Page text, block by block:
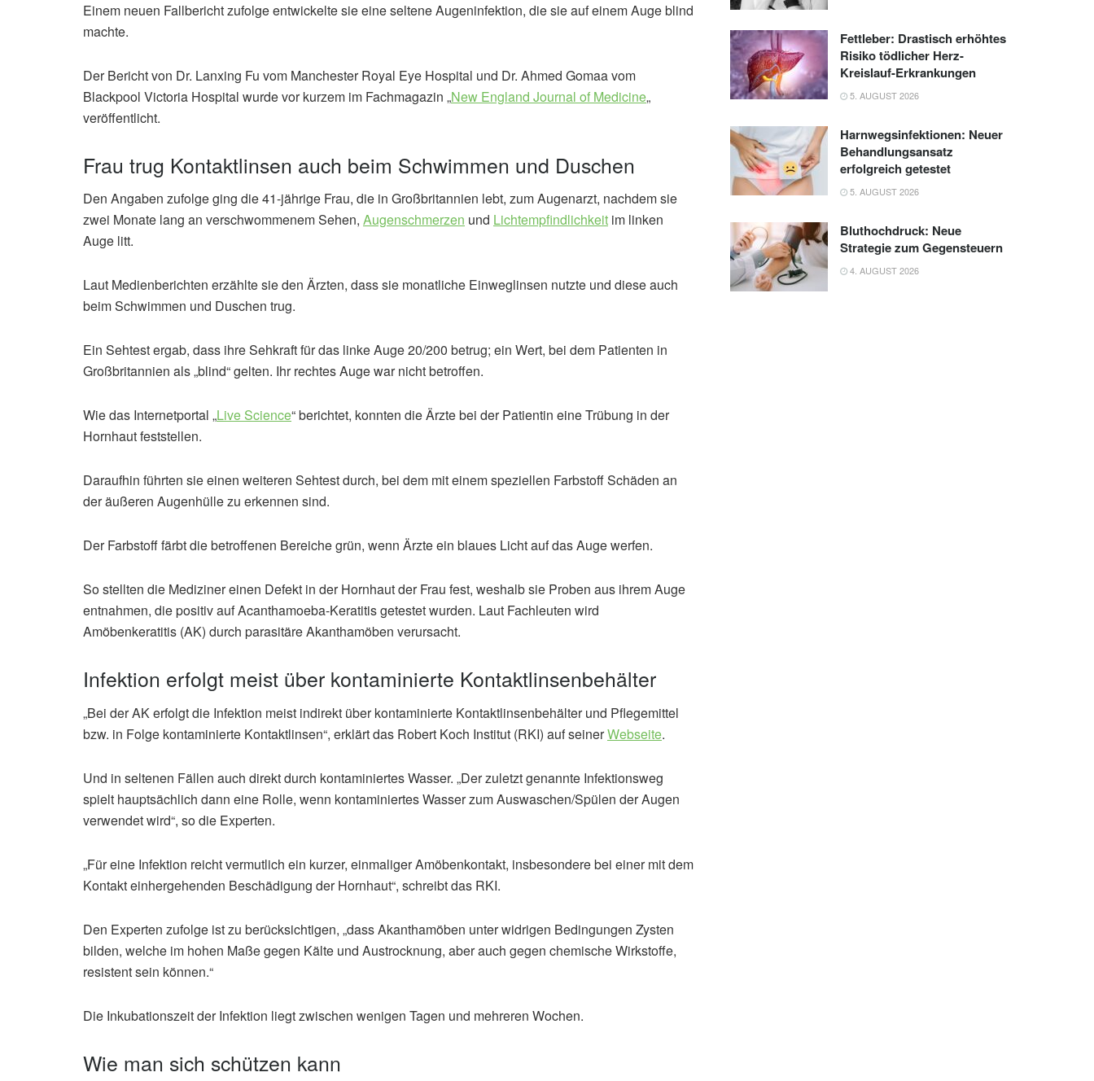
Einem neuen Fallbericht zufolge entwickelte sie eine seltene Augeninfektion, die sie auf einem Auge blind
machte.
Der Bericht von Dr. Lanxing Fu vom Manchester Royal Eye Hospital und Dr. Ahmed Gomaa vom
Blackpool Victoria Hospital wurde vor kurzem im Fachmagazin „New England Journal of Medicine„
veröffentlicht.
Frau trug Kontaktlinsen auch beim Schwimmen und Duschen
Den Angaben zufolge ging die 41-jährige Frau, die in Großbritannien lebt, zum Augenarzt, nachdem sie
zwei Monate lang an verschwommenem Sehen, Augenschmerzen und Lichtempfindlichkeit im linken
Auge litt.
Laut Medienberichten erzählte sie den Ärzten, dass sie monatliche Einweglinsen nutzte und diese auch
beim Schwimmen und Duschen trug.
Ein Sehtest ergab, dass ihre Sehkraft für das linke Auge 20/200 betrug; ein Wert, bei dem Patienten in
Großbritannien als „blind“ gelten. Ihr rechtes Auge war nicht betroffen.
Wie das Internetportal „Live Science“ berichtet, konnten die Ärzte bei der Patientin eine Trübung in der
Hornhaut feststellen.
Daraufhin führten sie einen weiteren Sehtest durch, bei dem mit einem speziellen Farbstoff Schäden an
der äußeren Augenhülle zu erkennen sind.
Der Farbstoff färbt die betroffenen Bereiche grün, wenn Ärzte ein blaues Licht auf das Auge werfen.
So stellten die Mediziner einen Defekt in der Hornhaut der Frau fest, weshalb sie Proben aus ihrem Auge
entnahmen, die positiv auf Acanthamoeba-Keratitis getestet wurden. Laut Fachleuten wird
Amöbenkeratitis (AK) durch parasitäre Akanthamöben verursacht.
Infektion erfolgt meist über kontaminierte Kontaktlinsenbehälter
„Bei der AK erfolgt die Infektion meist indirekt über kontaminierte Kontaktlinsenbehälter und Pflegemittel
bzw. in Folge kontaminierte Kontaktlinsen“, erklärt das Robert Koch Institut (RKI) auf seinerWebseite.
Und in seltenen Fällen auch direkt durch kontaminiertes Wasser. „Der zuletzt genannte Infektionsweg
spielt hauptsächlich dann eine Rolle, wenn kontaminiertes Wasser zum Auswaschen/Spülen der Augen
verwendet wird“, so die Experten.
„Für eine Infektion reicht vermutlich ein kurzer, einmaliger Amöbenkontakt, insbesondere bei einer mit dem
Kontakt einhergehenden Beschädigung der Hornhaut“, schreibt das RKI.
Den Experten zufolge ist zu berücksichtigen, „dass Akanthamöben unter widrigen Bedingungen Zysten
bilden, welche im hohen Maße gegen Kälte und Austrocknung, aber auch gegen chemische Wirkstoffe,
resistent sein können.“
Die Inkubationszeit der Infektion liegt zwischen wenigen Tagen und mehreren Wochen.
Wie man sich schützen kann
Fettleber: Drastisch erhöhtes
Risiko tödlicher Herz-
Kreislauf-Erkrankungen
5. AUGUST 2026
Harnwegsinfektionen: Neuer
Behandlungsansatz
erfolgreich getestet
5. AUGUST 2026
Bluthochdruck: Neue
Strategie zum Gegensteuern
4. AUGUST 2026